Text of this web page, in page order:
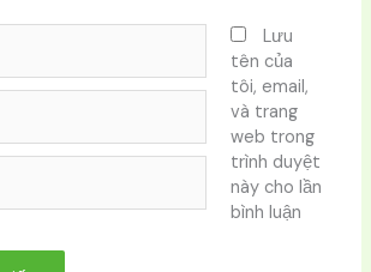
Lưu
tên của
tôi, email,
và trang
web trong
trình duyệt
này cho lần
bình luận